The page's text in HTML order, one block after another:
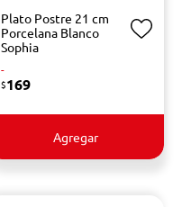
Plato Postre 21 cm
Porcelana Blanco
Sophia
-
$169
Agregar